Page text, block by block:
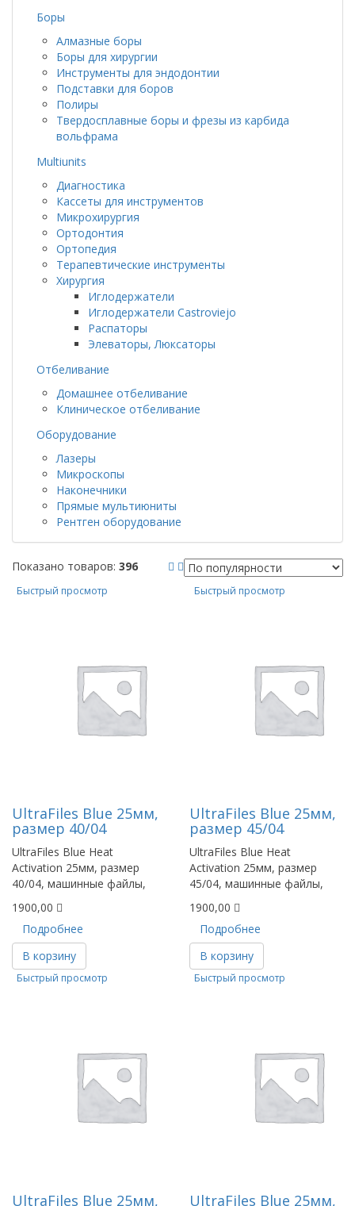
Боры
Алмазные боры
Боры для хирургии
Инструменты для эндодонтии
Подставки для боров
Полиры
Твердосплавные боры и фрезы из карбида
вольфрама
Multiunits
Диагностика
Кассеты для инструментов
Микрохирургия
Ортодонтия
Ортопедия
Терапевтические инструменты
Хирургия
Иглодержатели
Иглодержатели Castroviejo
Распаторы
Элеваторы, Люксаторы
Отбеливание
Домашнее отбеливание
Клиническое отбеливание
Оборудование
Лазеры
Микроскопы
Наконечники
Прямые мультиюниты
Рентген оборудование
Показано товаров: 396
Быстрый просмотр
UltraFiles Blue 25мм,
размер 40/04
UltraFiles Blue Heat
Activation 25мм, размер
40/04, машинные файлы,
1900,00
Подробнее
В корзину
Быстрый просмотр
UltraFiles Blue 25мм,
размер 45/04
UltraFiles Blue Heat
Activation 25мм, размер
45/04, машинные файлы,
1900,00
Подробнее
В корзину
Быстрый просмотр
UltraFiles Blue 25мм,
Быстрый просмотр
UltraFiles Blue 25мм,